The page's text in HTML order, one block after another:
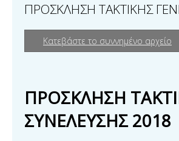
ΠΡΟΣΚΛΗΣΗ ΤΑΚΤΙΚΗΣ
Κατεβάστε το συννημένο αρχείο
ΠΡΟΣΚΛΗΣΗ
ΣΥΝΕΛΕΥΣΗΣ 2018